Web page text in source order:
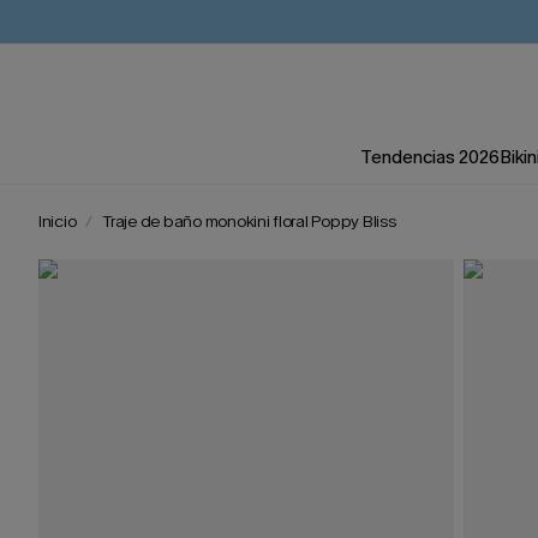
Tendencias 2026
Inicio Traje de baño monokini floral Poppy Bliss